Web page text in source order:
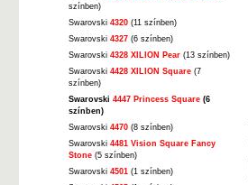
színben)
Swarovski 4320 (11 színben)
Swarovski 4327 (6 színben)
Swarovski 4328 XILION Pear (13 színben)
Swarovski 4428 XILION Square (7
színben)
Swarovski 4447 Princess Square (6
színben)
Swarovski 4470 (8 színben)
Swarovski 4481 Vision Square Fancy
Stone (5 színben)
Swarovski 4501 (1 színben)